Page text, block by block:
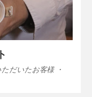
だいたお客様 ・